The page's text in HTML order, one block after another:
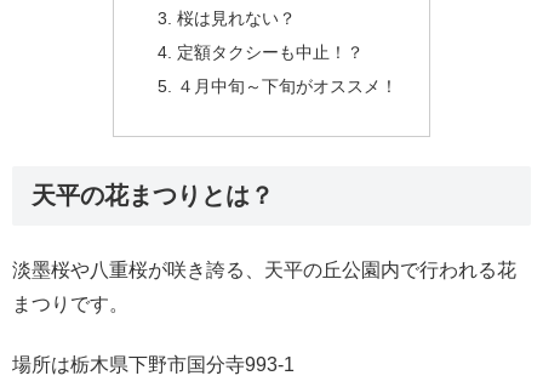
桜は見れない？
定額タクシーも中止！？
４月中旬～下旬がオススメ！
天平の花まつりとは？
淡墨桜や八重桜が咲き誇る、天平の丘公園内で行われる花
まつりです。
場所は栃木県下野市国分寺993-1